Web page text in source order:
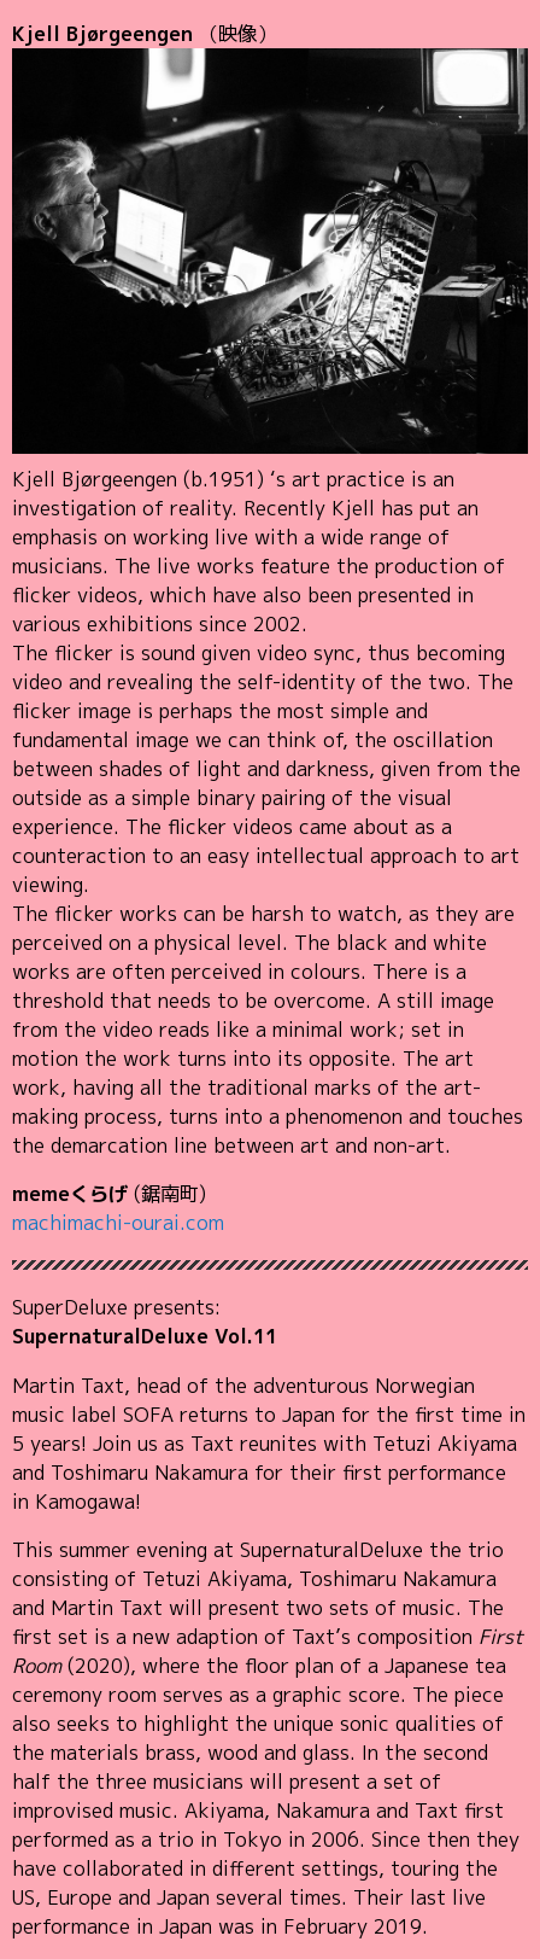
Kjell Bjørgeengen
（映像）
Kjell Bjørgeengen (b.1951) ‘s art practice is an
investigation of reality. Recently Kjell has put an
emphasis on working live with a wide range of
musicians. The live works feature the production of
flicker videos, which have also been presented in
various exhibitions since 2002.
The flicker is sound given video sync, thus becoming
video and revealing the self-identity of the two. The
flicker image is perhaps the most simple and
fundamental image we can think of, the oscillation
between shades of light and darkness, given from the
outside as a simple binary pairing of the visual
experience. The flicker videos came about as a
counteraction to an easy intellectual approach to art
viewing.
The flicker works can be harsh to watch, as they are
perceived on a physical level. The black and white
works are often perceived in colours. There is a
threshold that needs to be overcome. A still image
from the video reads like a minimal work; set in
motion the work turns into its opposite. The art
work, having all the traditional marks of the art-
making process, turns into a phenomenon and touches
the demarcation line between art and non-art.
memeくらげ(鋸南町)
machimachi-ourai.com
SuperDeluxe presents:
SupernaturalDeluxe Vol.11
Martin Taxt, head of the adventurous Norwegian
music label SOFA returns to Japan for the first time in
5 years! Join us as Taxt reunites with Tetuzi Akiyama
and Toshimaru Nakamura for their first performance
in Kamogawa!
This summer evening at SupernaturalDeluxe the trio
consisting of Tetuzi Akiyama, Toshimaru Nakamura
and Martin Taxt will present two sets of music. The
first set is a new adaption of Taxt’s composition First
Room(2020), where the floor plan of a Japanese tea
ceremony room serves as a graphic score. The piece
also seeks to highlight the unique sonic qualities of
the materials brass, wood and glass. In the second
half the three musicians will present a set of
improvised music. Akiyama, Nakamura and Taxt first
performed as a trio in Tokyo in 2006. Since then they
have collaborated in different settings, touring the
US, Europe and Japan several times. Their last live
performance in Japan was in February 2019.